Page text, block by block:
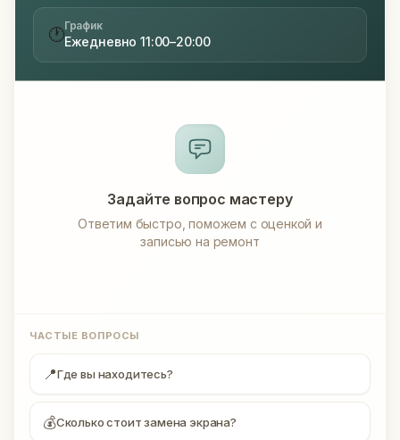
🕐График
Ежедневно 11:00–20:00
Задайте вопрос мастеру
Ответим быстро, поможем с оценкой и
записью на ремонт
ЧАСТЫЕ ВОПРОСЫ
📍Где вы находитесь?
💰Сколько стоит замена экрана?